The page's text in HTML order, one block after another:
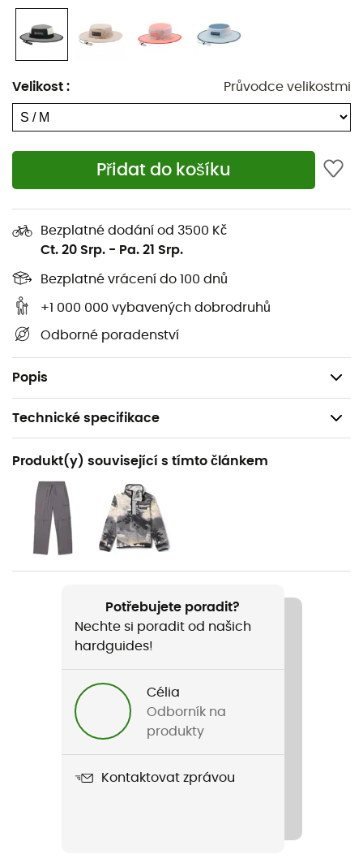
Velikost : Průvodce velikostmi
Přidat do košíku
Bezplatné dodání od 3500 Kč
Ct. 20 Srp. - Pa. 21 Srp.
Bezplatné vrácení do 100 dnů
+1 000 000 vybavených dobrodruhů
Odborné poradenství
Popis
Díkynastavitelnému šňůrce se Dětske klobouky Youth
jakéhokoli batohu, připraven být nasazen proti
nemilosrdným slunečním paprskům. Nechte své dítě
objevovat svět sklidemastylem, bez mráčku na obzoru
Vysoce vodoodpudivá úprava Omni-Shield™ proti
dešti a skvrnám
Prodyšná síťovina
Nastavitelný pásek pod bradou
100 % nylon
Síťované panely: 88 % polyester, 12 % elastan
Technické specifikace
Doporučené pro
Pěší turistika / Trekking / Cestování / Běžné použití /
Vodní sporty
Pohlaví
Dětské
Youth Bora Bora II Booney
Bluesign / PFC-Free
Produkt(y) související s tímto článkem
Potřebujete poradit?
Nechte si poradit od našich
hardguides!
Célia
Odborník na
produkty
Kontaktovat zprávou